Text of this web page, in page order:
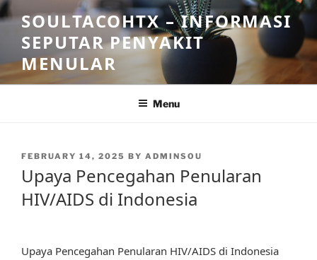
Skip
to
content
SOULTACOHTX – INFORMASI
SEPUTAR PENYAKIT
MENULAR
Menu
POSTED
FEBRUARY 14, 2025 BY ADMINSOU
Upaya Pencegahan Penularan
HIV/AIDS di Indonesia
Upaya Pencegahan Penularan HIV/AIDS di Indonesia